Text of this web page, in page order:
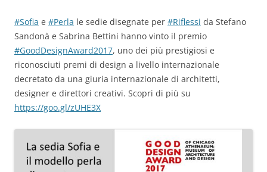
#Sofia e #Perla le sedie disegnate per #Riflessi da Stefano
Sandonà e Sabrina Bettini hanno vinto il premio
#GoodDesignAward2017, uno dei più prestigiosi e
riconosciuti premi di design a livello internazionale
decretato da una giuria internazionale di architetti,
designer e direttori creativi. Scopri di più su
https://goo.gl/zUHE3X